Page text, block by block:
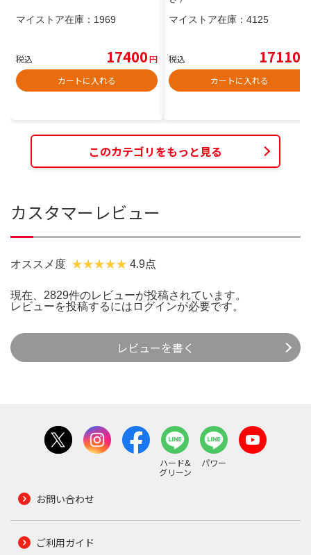
マイストア在庫： 1969
税込 17400円
カートに入れる
マイストア在庫： 4125
税込 17110
カートに入れる
このカテゴリをもっと見る
カスタマーレビュー
オススメ度 4.9点
現在、2829件のレビューが投稿されています。
レビューを投稿するには ログインが必要です。
レビューを書く
ハード&
グリーン
パワー
お問い合わせ
ご利用ガイド